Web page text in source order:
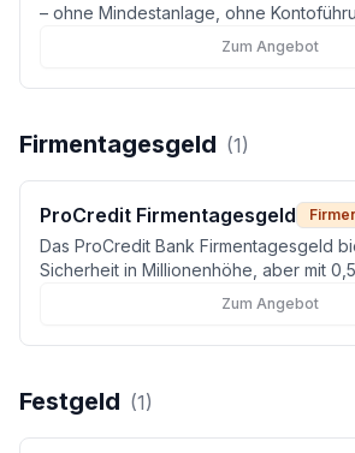
– ohne Mindestanlage, ohne
nachhaltig ausgerichtet und mit
Einlagensicherung plus freiwilligem BdB-
Einlagensicherungsfonds. (Stand: Juni
Zum Angebot
Firmentagesgeld (1)
ProCredit Firmentagesgeld
Das ProCredit Bank Firmentagesgeld
Sicherheit in Millionenhöhe, aber mit
unterdurchschnittliche Zinsen für
Zum Angebot
Festgeld (1)